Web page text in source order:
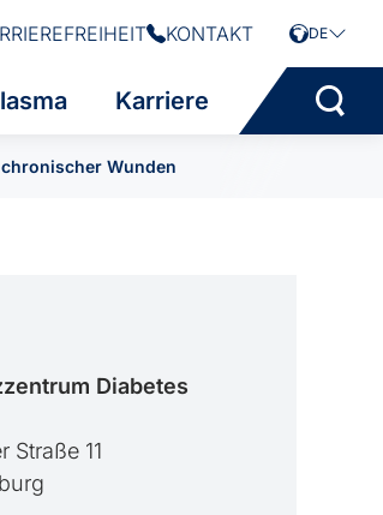
KONTAKT DE
Karriere
Wunden
Diabetes
Straße 11